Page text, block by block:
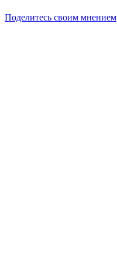
Поделитесь своим мнением